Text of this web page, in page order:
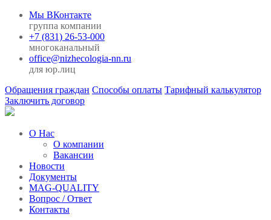
Мы ВКонтакте
группа компании
+7 (831) 26-53-000
многоканальный
office@nizhecologia-nn.ru
для юр.лиц
Обращения граждан Способы оплаты Тарифный калькулятор
Заключить договор
О Нас
О компании
Вакансии
Новости
Документы
MAG-QUALITY
Вопрос / Ответ
Контакты